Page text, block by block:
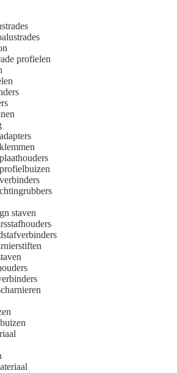
profielen
staven